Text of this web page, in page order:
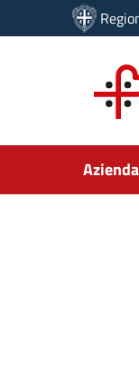
Vai ai contenuti
Vai al menu di
Submenu
Azienda